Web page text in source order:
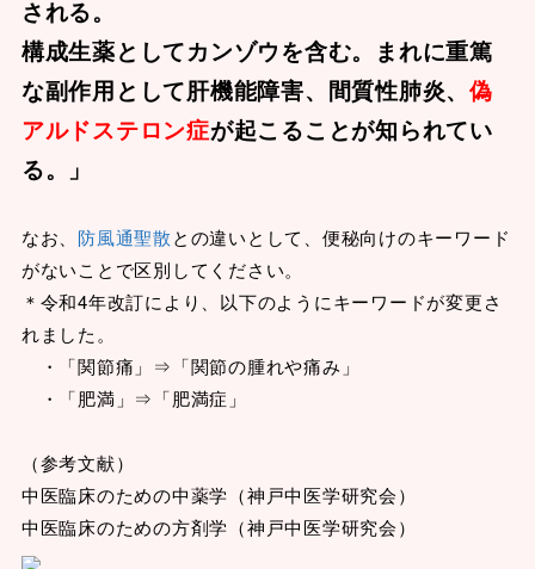
される。
構成生薬としてカンゾウを含む。まれに重篤
な副作用として肝機能障害、間質性肺炎、偽
アルドステロン症が起こることが知られてい
る。」
なお、 防風通聖散との違いとして、便秘向けのキーワード
がないことで区別してください。
＊令和4年改訂により、以下のようにキーワードが変更さ
れました。
・「関節痛」⇒「関節の腫れや痛み」
・「肥満」⇒「肥満症」
（参考文献）
中医臨床のための中薬学（神戸中医学研究会）
中医臨床のための方剤学（神戸中医学研究会）